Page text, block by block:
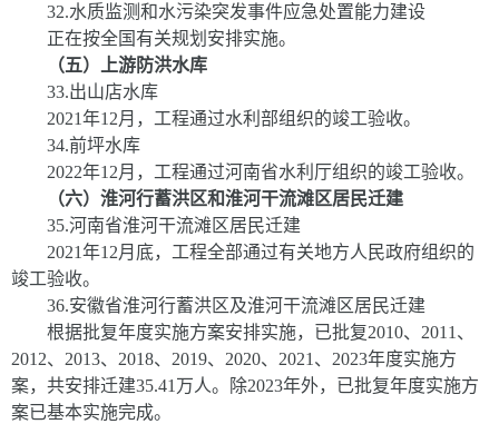
32.水质监测和水污染突发事件应急处置能力建设
正在按全国有关规划安排实施。
（五）上游防洪水库
33.出山店水库
2021年1 2月，工程通过水利部组织的竣工验收。
34.前坪水库
2022年1 2月，工程通过河南省水利厅组织的竣工验收。
（六）淮河行蓄洪区和淮河干流滩区居民迁建
35.河南省淮河干流滩区居民迁建
2021年12月底，工程全部通过有关地方人民政府组织的
竣工验收。
36.安徽省淮河行蓄洪区及淮河干流滩区居民迁建
根据批复年度实施方案安排实施，已批复2010、 2011 、
2012、 2013、 2018、 2019、 2020、 2021 、 2023年度实施方
案，共安排迁建35.41 万人。除2023年外，已批复年度实施方
案已基本实施完成。